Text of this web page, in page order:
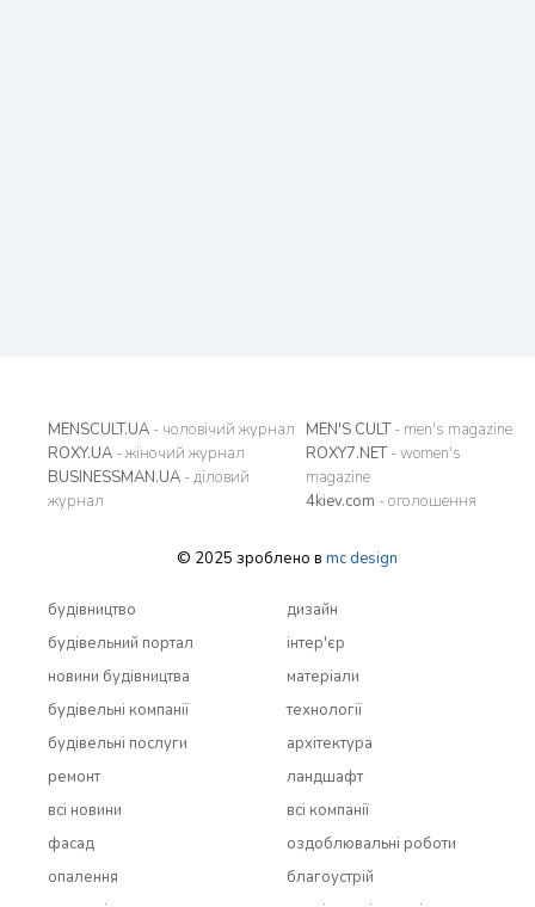
MENSCULT.UA - чоловічий журнал
ROXY.UA - жіночий журнал
BUSINESSMAN.UA - діловий
журнал
MEN'S CULT- men's magazine
ROXY7.NET- women's
magazine
4kiev.com - оголошення
© 2025 зроблено в mc design
будівництво
будівельний портал
новини будівництва
будівельні компанії
будівельні послуги
ремонт
всi новини
дизайн
інтер'єр
матеріали
технології
архітектура
ландшафт
всi компанії
фасад
опалення
оздоблювальні роботи
благоустрій